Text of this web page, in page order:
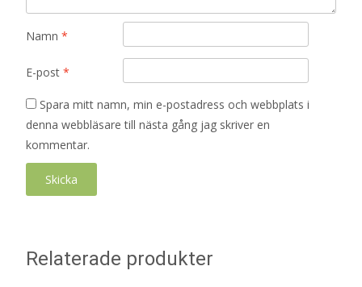
Namn *
E-post *
Spara mitt namn, min e-postadress och webbplats i
denna webbläsare till nästa gång jag skriver en
kommentar.
Relaterade produkter